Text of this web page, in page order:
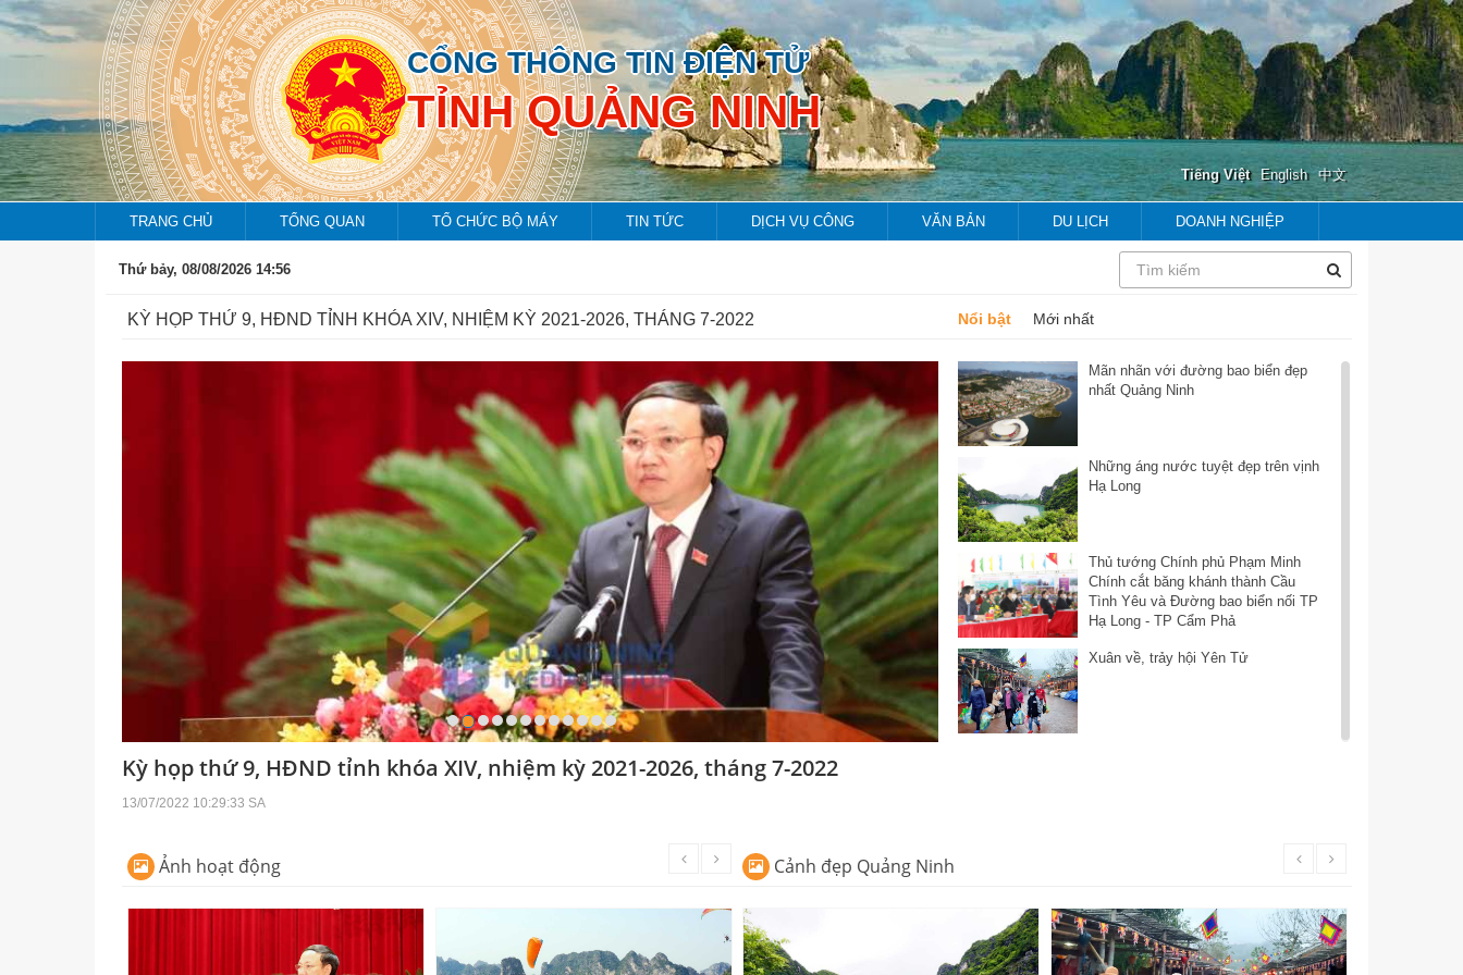
next
CỔNG THÔNG TIN ĐIỆN TỬ
TỈNH QUẢNG NINH
Tiếng Việt English 中文
TRANG CHỦ TỔNG QUAN TỔ CHỨC BỘ MÁY TIN TỨC DỊCH VỤ CÔNG VĂN BẢN DU LỊCH DOANH NGHIỆP
Thứ bảy, 08/08/2026 14:56
KỲ HỌP THỨ 9, HĐND TỈNH KHÓA XIV, NHIỆM KỲ 2021-2026, THÁNG 7-2022 Nổi bật Mới nhất
Kỳ họp thứ 9, HĐND tỉnh khóa XIV, nhiệm kỳ 2021-2026, tháng 7-2022
13/07/2022 10:29:33 SA
Mãn nhãn với đường bao biển đẹp
nhất Quảng Ninh
Những áng nước tuyệt đẹp trên vịnh
Hạ Long
Thủ tướng Chính phủ Phạm Minh
Chính cắt băng khánh thành Cầu
Tình Yêu và Đường bao biển nối TP
Hạ Long - TP Cẩm Phả
Xuân về, trảy hội Yên Tử
Ảnh hoạt động Cảnh đẹp Quảng Ninh